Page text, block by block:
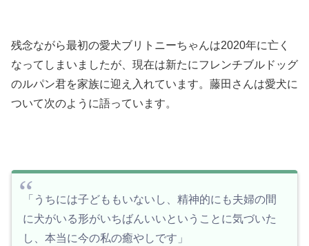
残念ながら最初の愛犬ブリトニーちゃんは2020年に亡く
なってしまいましたが、現在は新たにフレンチブルドッグ
のルパン君を家族に迎え入れています。藤田さんは愛犬に
ついて次のように語っています。
「うちには子どももいないし、精神的にも夫婦の間
に犬がいる形がいちばんいいということに気づいた
し、本当に今の私の癒やしです」